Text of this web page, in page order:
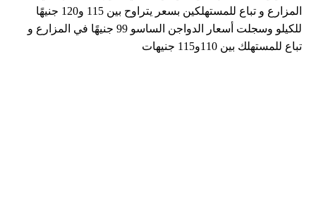
المزارع و تباع للمستهلكين بسعر يتراوح بين 115 و120 جنيهًا
للكيلو وسجلت أسعار الدواجن الساسو 99 جنيهًا في المزارع و
تباع للمستهلك بين 110و115 جنيهات